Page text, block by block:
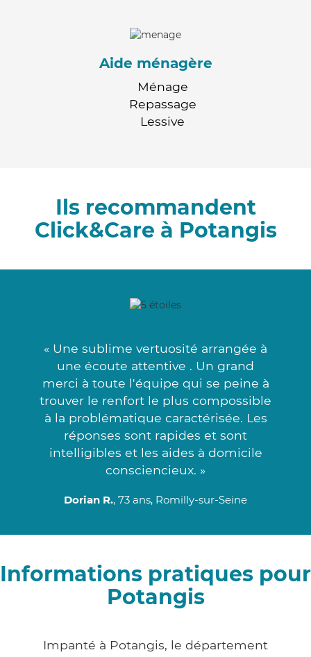
Aide ménagère
Ménage
Repassage
Lessive
Ils recommandent
Click&Care à Potangis
« Une sublime vertuosité arrangée à
une écoute attentive . Un grand
merci à toute l'équipe qui se peine à
trouver le renfort le plus compossible
à la problématique caractérisée. Les
réponses sont rapides et sont
intelligibles et les aides à domicile
consciencieux. »
Dorian R., 73 ans, Romilly-sur-Seine
Informations pratiques pour
Potangis
Impanté à Potangis, le département